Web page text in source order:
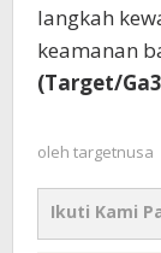
langkah
keamanan
(Target/
oleh targetnusa
Ikuti Kami